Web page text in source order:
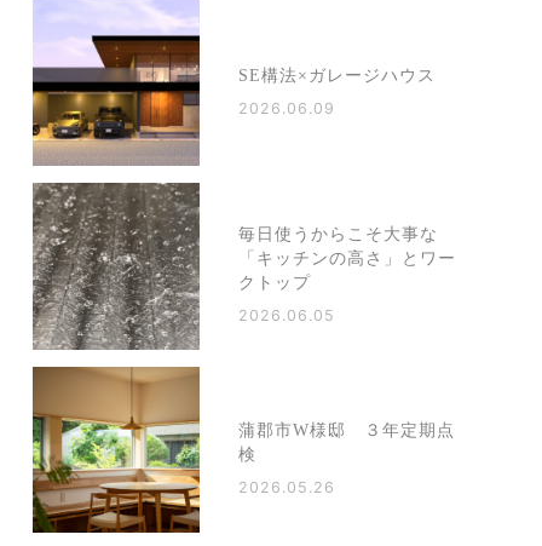
SE構法×ガレージハウス
2026.06.09
毎日使うからこそ大事な
「キッチンの高さ」とワー
クトップ
2026.06.05
蒲郡市W様邸 ３年定期点
検
2026.05.26